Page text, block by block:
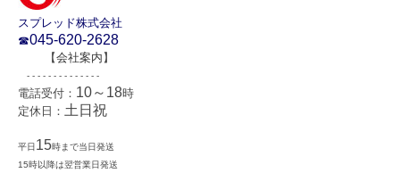
スプレッド株式会社
☎045-620-2628
【会社案内 】
- - - - - - - - - - - - - -
電話受付： 10～18時
定休日： 土日祝
平日 15時まで当日発送
15時以降は翌営業日発送